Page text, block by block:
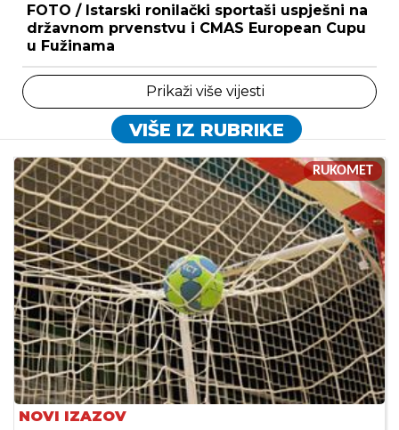
FOTO / Istarski ronilački sportaši uspješni na
državnom prvenstvu i CMAS European Cupu
u Fužinama
Prikaži više vijesti
VIŠE IZ RUBRIKE
RUKOMET
NOVI IZAZOV